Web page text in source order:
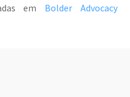
em Bolder Advocacy